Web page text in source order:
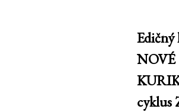
Edičný
NOVÉ
cyklus